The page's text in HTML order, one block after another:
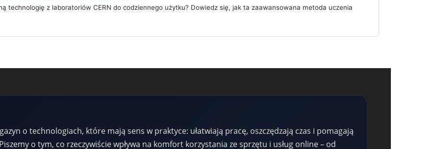
technologię z laboratoriów CERN do codziennego użytku? Dowiedz się, jak ta zaawansowana metoda uczenia
o technologiach, które mają sens w praktyce: ułatwiają pracę, oszczędzają czas i pomagają
o tym, co rzeczywiście wpływa na komfort korzystania ze sprzętu i usług online – od